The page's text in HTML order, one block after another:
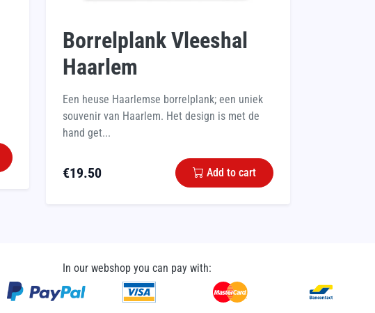
Borrelplank Vleeshal
Haarlem
Een heuse Haarlemse borrelplank; een uniek
souvenir van Haarlem. Het design is met de
hand get...
€19.50 Add to cart
In our webshop you can pay with: